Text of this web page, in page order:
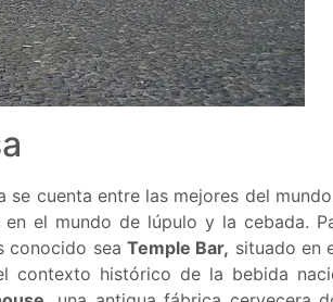
cuenta entre las mejores del
el mundo de lúpulo y la cebada.
conocido sea Temple Bar, situado en
contexto histórico de la bebida